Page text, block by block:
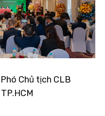
Chủ tịch CLB